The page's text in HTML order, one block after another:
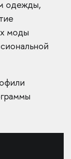
одежды,
моды